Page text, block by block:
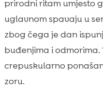
prirodni ritam umjesto
uglavnom spavaju u
zbog čega je dan
buđenjima i odmorima.
crepuskularno
zoru.